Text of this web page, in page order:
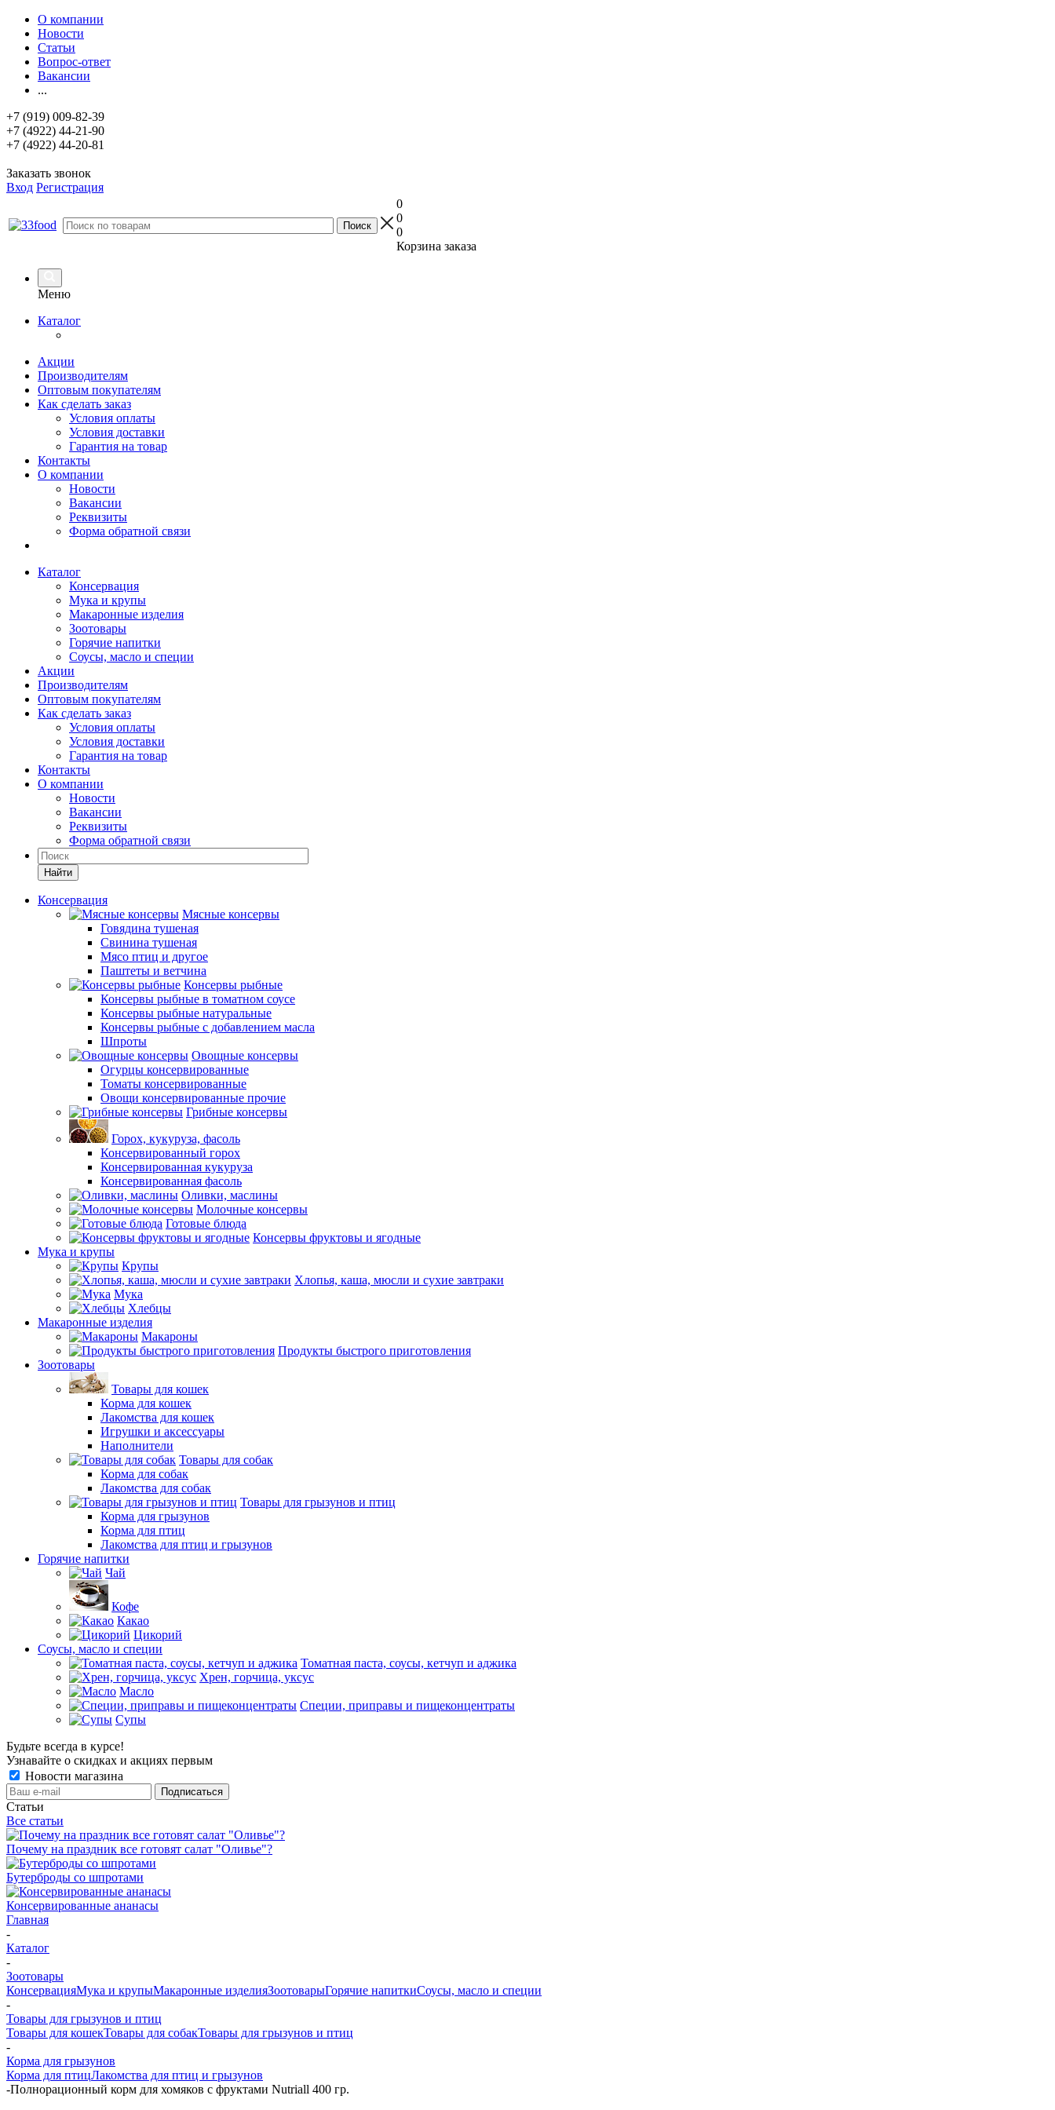
О компании
Новости
Статьи
Вопрос-ответ
Вакансии
...
+7 (919) 009-82-39
+7 (4922) 44-21-90
+7 (4922) 44-20-81
Заказать звонок
Вход Регистрация
0
0
0
Корзина заказа
Меню
Каталог
Акции
Производителям
Оптовым покупателям
Как сделать заказ
Условия оплаты
Условия доставки
Гарантия на товар
Контакты
О компании
Новости
Вакансии
Реквизиты
Форма обратной связи
Каталог
Консервация
Мука и крупы
Макаронные изделия
Зоотовары
Горячие напитки
Соусы, масло и специи
Акции
Производителям
Оптовым покупателям
Как сделать заказ
Условия оплаты
Условия доставки
Гарантия на товар
Контакты
О компании
Новости
Вакансии
Реквизиты
Форма обратной связи
Найти
Консервация
Мясные консервы
Говядина тушеная
Свинина тушеная
Мясо птиц и другое
Паштеты и ветчина
Консервы рыбные
Консервы рыбные в томатном соусе
Консервы рыбные натуральные
Консервы рыбные с добавлением масла
Шпроты
Овощные консервы
Огурцы консервированные
Томаты консервированные
Овощи консервированные прочие
Грибные консервы
Горох, кукуруза, фасоль
Консервированный горох
Консервированная кукуруза
Консервированная фасоль
Оливки, маслины
Молочные консервы
Готовые блюда
Консервы фруктовы и ягодные
Мука и крупы
Крупы
Хлопья, каша, мюсли и сухие завтраки
Мука
Хлебцы
Макаронные изделия
Макароны
Продукты быстрого приготовления
Зоотовары
Товары для кошек
Корма для кошек
Лакомства для кошек
Игрушки и аксессуары
Наполнители
Товары для собак
Корма для собак
Лакомства для собак
Товары для грызунов и птиц
Корма для грызунов
Корма для птиц
Лакомства для птиц и грызунов
Горячие напитки
Чай
Кофе
Какао
Цикорий
Соусы, масло и специи
Томатная паста, соусы, кетчуп и аджика
Хрен, горчица, уксус
Масло
Специи, приправы и пищеконцентраты
Супы
Будьте всегда в курсе!
Узнавайте о скидках и акциях первым
Новости магазина
Статьи
Все статьи
Почему на праздник все готовят салат "Оливье"?
Бутерброды со шпротами
Консервированные ананасы
Главная
-
Каталог
-
Зоотовары
КонсервацияМука и крупыМакаронные изделияЗоотоварыГорячие напиткиСоусы, масло и специи
-
Товары для грызунов и птиц
Товары для кошекТовары для собакТовары для грызунов и птиц
-
Корма для грызунов
Корма для птицЛакомства для птиц и грызунов
-Полнорационный корм для хомяков с фруктами Nutriall 400 гр.